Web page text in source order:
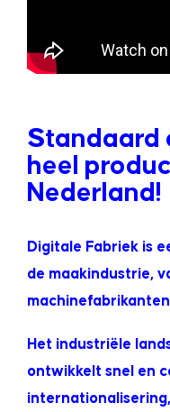
Standaard
heel
Nederland!
Digitale Fabriek is
de maakindustrie,
Het industriële
ontwikkelt snel en